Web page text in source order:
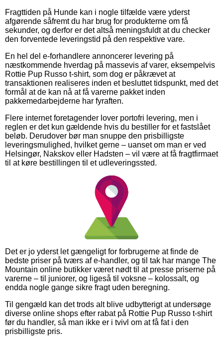
Fragttiden på Hunde kan i nogle tilfælde være yderst
afgørende såfremt du har brug for produkterne om få
sekunder, og derfor er det altså meningsfuldt at du checker
den forventede leveringstid på den respektive vare.
En hel del e-forhandlere annoncerer levering på
næstkommende hverdag på massevis af varer, eksempelvis
Rottie Pup Russo t-shirt, som dog er påkrævet at
transaktionen realiseres inden et besluttet tidspunkt, med det
formål at de kan nå at få varerne pakket inden
pakkemedarbejderne har fyraften.
Flere internet foretagender lover portofri levering, men i
reglen er det kun gældende hvis du bestiller for et fastslået
beløb. Derudover bør man snuppe den prisbilligste
leveringsmulighed, hvilket gerne – uanset om man er ved
Helsingør, Nakskov eller Hadsten – vil være at få fragtfirmaet
til at køre bestillingen til et udleveringssted.
Det er jo yderst let gængeligt for forbrugerne at finde de
bedste priser på tværs af e-handler, og til tak har mange The
Mountain online butikker været nødt til at presse priserne på
varerne – til juniorer, og ligeså til voksne – kolossalt, og
endda nogle gange sikre fragt uden beregning.
Til gengæld kan det trods alt blive udbytterigt at undersøge
diverse online shops efter rabat på Rottie Pup Russo t-shirt
før du handler, så man ikke er i tvivl om at få fat i den
prisbilligste pris.